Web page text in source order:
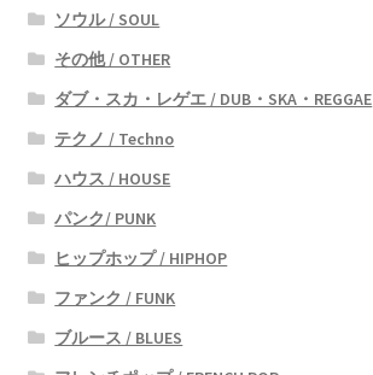
ソウル / SOUL
その他 / OTHER
ダブ・スカ・レゲエ / DUB・SKA・REGGAE
テクノ / Techno
ハウス / HOUSE
パンク/ PUNK
ヒップホップ / HIPHOP
ファンク / FUNK
ブルース / BLUES